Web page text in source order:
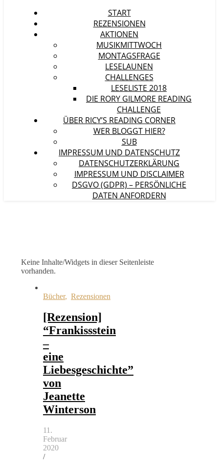
START
REZENSIONEN
AKTIONEN
MUSIKMITTWOCH
MONTAGSFRAGE
LESELAUNEN
CHALLENGES
LESELISTE 2018
DIE RORY GILMORE READING
CHALLENGE
ÜBER RICY’S READING CORNER
WER BLOGGT HIER?
SUB
IMPRESSUM UND DATENSCHUTZ
DATENSCHUTZERKLÄRUNG
IMPRESSUM UND DISCLAIMER
DSGVO (GDPR) – PERSÖNLICHE
DATEN ANFORDERN
Keine Inhalte/Widgets in dieser Seitenleiste
vorhanden.
Bücher, Rezensionen
[Rezension]
“Frankissstein
–
eine
Liebesgeschichte”
von
Jeanette
Winterson
11.
Februar
2020
/